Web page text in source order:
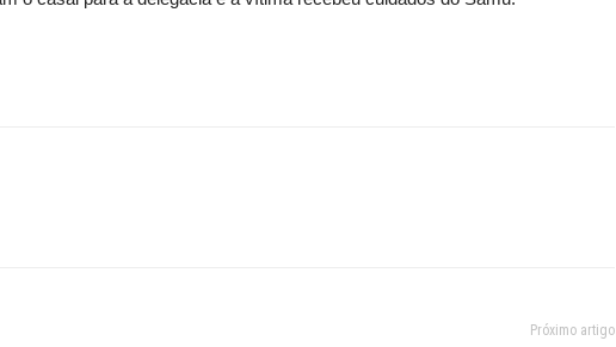
Próximo artigo